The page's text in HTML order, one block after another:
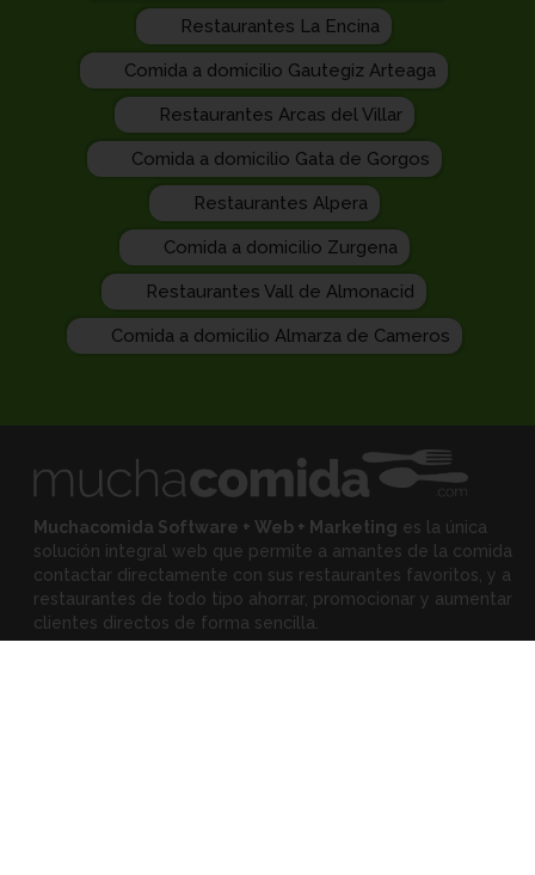
Restaurantes La Encina
Comida a domicilio Gautegiz Arteaga
Restaurantes Arcas del Villar
Comida a domicilio Gata de Gorgos
Restaurantes Alpera
Comida a domicilio Zurgena
Restaurantes Vall de Almonacid
Comida a domicilio Almarza de Cameros
Muchacomida Software + Web + Marketing es la única
solución integral web que permite a amantes de la comida
contactar directamente con sus restaurantes favoritos, y a
restaurantes de todo tipo ahorrar, promocionar y aumentar
clientes directos de forma sencilla.